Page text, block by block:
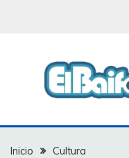
EL
Inicio
Cultura